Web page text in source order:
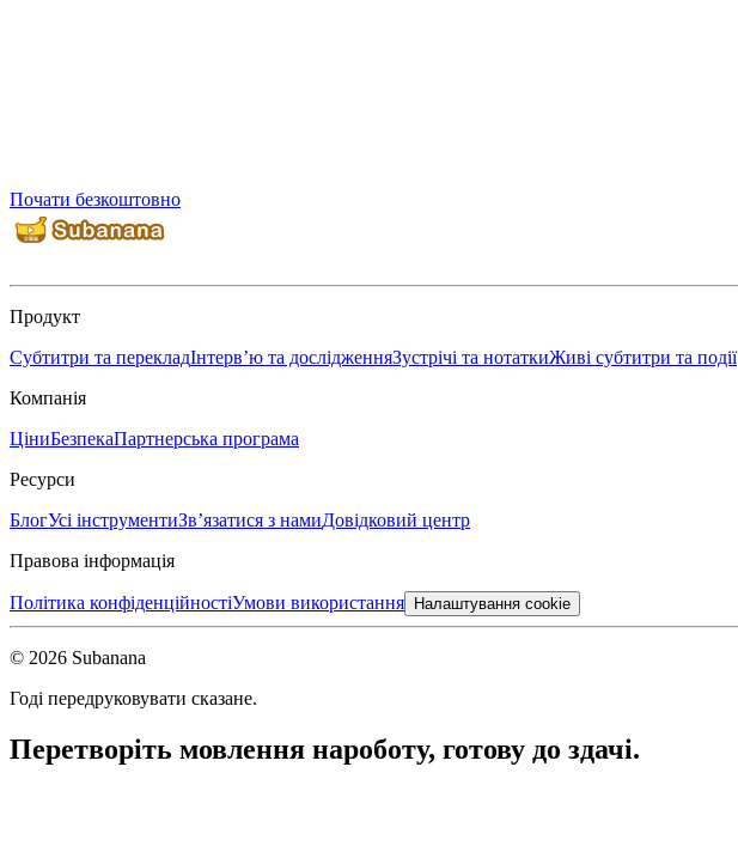
Почати безкоштовно
Продукт
Субтитри та перекладІнтерв’ю та дослідженняЗустрічі та нотаткиЖиві субтитри та події
Компанія
ЦіниБезпекаПартнерська програма
Ресурси
БлогУсі інструментиЗв’язатися з намиДовідковий центр
Правова інформація
Політика конфіденційностіУмови використання Налаштування cookie
© 2026 Subanana
Годі передруковувати сказане.
Перетворіть мовлення нароботу, готову до здачі.